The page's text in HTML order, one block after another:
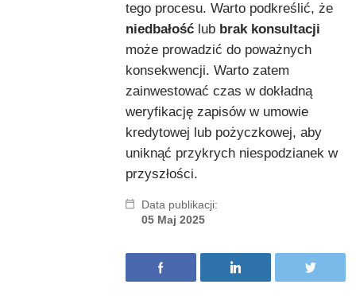
tego procesu. Warto podkreślić, że
niedbałość lub brak konsultacji
może prowadzić do poważnych
konsekwencji. Warto zatem
zainwestować czas w dokładną
weryfikację zapisów w umowie
kredytowej lub pożyczkowej, aby
uniknąć przykrych niespodzianek w
przyszłości.
Data publikacji:
05 Maj 2025